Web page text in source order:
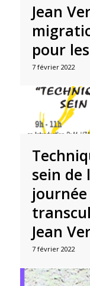
Jean
pour
7 février 2022
sein de
Jean
7 février 2022